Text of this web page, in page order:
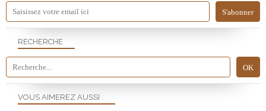
RECHERCHE
VOUS AIMEREZ AUSSI :